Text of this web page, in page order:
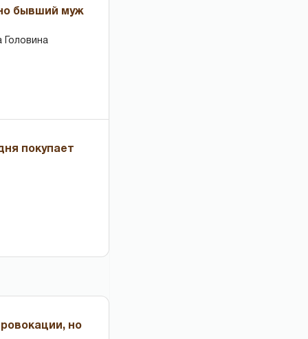
бывший муж
покупает
но